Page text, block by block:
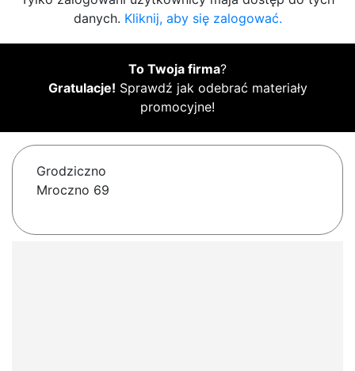
danych. Kliknij, aby się zalogować.
To Twoja firma?
Gratulacje! Sprawdź jak odebrać materiały
promocyjne!
Grodziczno
Mroczno 69